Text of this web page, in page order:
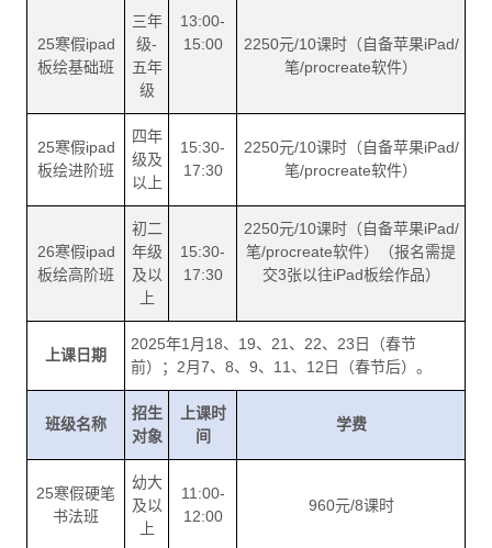
25寒假ipad
板绘基础班
三年
级-
五年
级
13:00-
15:00
2250元/10课时（自备苹果iPad/
笔/procreate软件）
25寒假ipad
板绘进阶班
四年
级及
以上
15:30-
17:30
2250元/10课时（自备苹果iPad/
笔/procreate软件）
26寒假ipad
板绘高阶班
初二
年级
及以
上
15:30-
17:30
2250元/10课时（自备苹果iPad/
笔/procreate软件）（报名需提
交3张以往iPad板绘作品）
上课日期
2025年1月18、19、21、22、23日（春节
前）；2月7、8、9、11、12日（春节后）。
班级名称
招生
对象
上课时
间
学费
25寒假硬笔
书法班
幼大
及以
上
11:00-
12:00
960元/8课时